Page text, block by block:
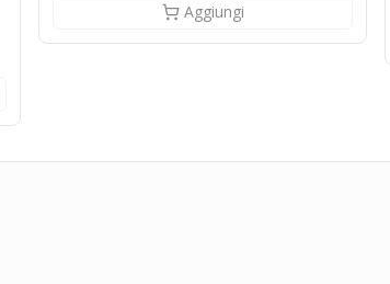
Aggiungi